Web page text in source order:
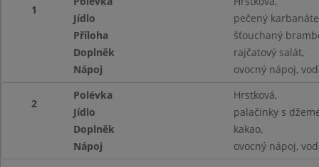
1
Jídlo
pečený
Příloha
šťouchaný
Doplněk
rajčatový salát,
Nápoj
ovocný nápoj,
2
Polévka
Hrstková,
Jídlo
palačinky s
Doplněk
kakao,
Nápoj
ovocný nápoj,